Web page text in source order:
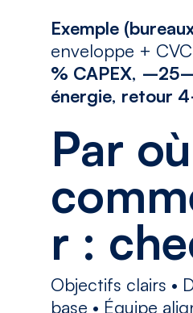
Exemple
enveloppe +
% CAPEX,
énergie, retour
Par où
r :
Objectifs clairs •
base • Équipe